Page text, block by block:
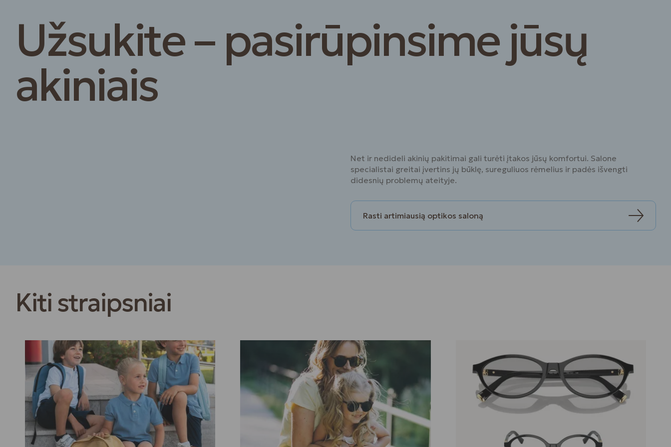
Užsukite – pasirūpinsime jūsų
akiniais
Net ir nedideli akinių pakitimai gali turėti įtakos jūsų komfortui. Salone
specialistai greitai įvertins jų būklę, sureguliuos rėmelius ir padės išvengti
didesnių problemų ateityje.
Rasti artimiausią optikos saloną
Kiti straipsniai